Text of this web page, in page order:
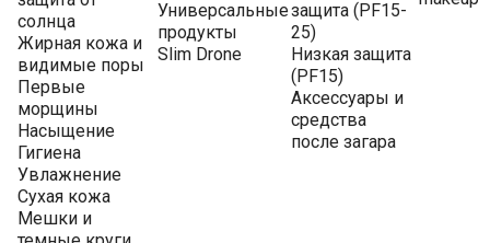
солнца
Жирная кожа и
видимые поры
Первые
морщины
Насыщение
Гигиена
Увлажнение
Сухая кожа
Мешки и
Универсальные
продукты
Slim Drone
защита (PF15-
25)
Низкая защита
(PF15)
Аксессуары и
средства
после загара